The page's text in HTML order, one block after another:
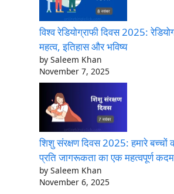
विश्व रेडियोग्राफी दिवस 2025:
महत्व, इतिहास और भविष्य
by Saleem Khan
November 7, 2025
शिशु संरक्षण दिवस 2025: हमारे बच्चों
प्रति जागरूकता का एक महत्वपूर्ण कदम
by Saleem Khan
November 6, 2025